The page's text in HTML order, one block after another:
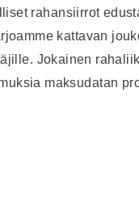
rahansiirrot
kattavan
Jokainen
maksudatan